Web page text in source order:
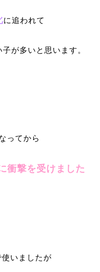
に追われて
が多いと思います。
ってから
衝撃を受けました
いましたが